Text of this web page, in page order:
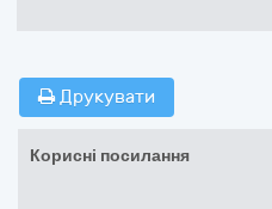
Друкувати
Корисні посилання